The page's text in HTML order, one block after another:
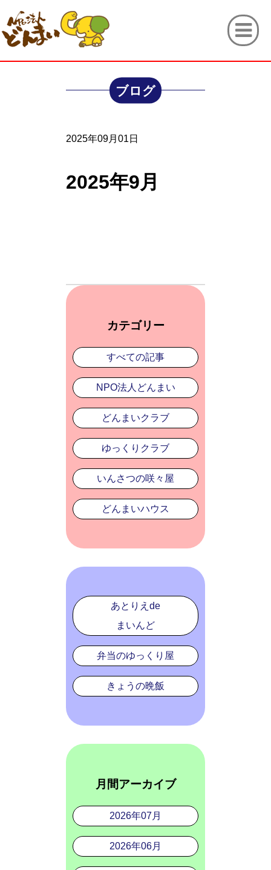
カテゴリー
すべての記事
NPO法人どんまい
どんまいクラブ
ゆっくりクラブ
いんさつの咲々屋
どんまいハウス
あとりえde
まいんど
弁当のゆっくり屋
きょうの晩飯
月間アーカイブ
2026年07月
2026年06月
ブログ
2025年09月01日
2025年9月